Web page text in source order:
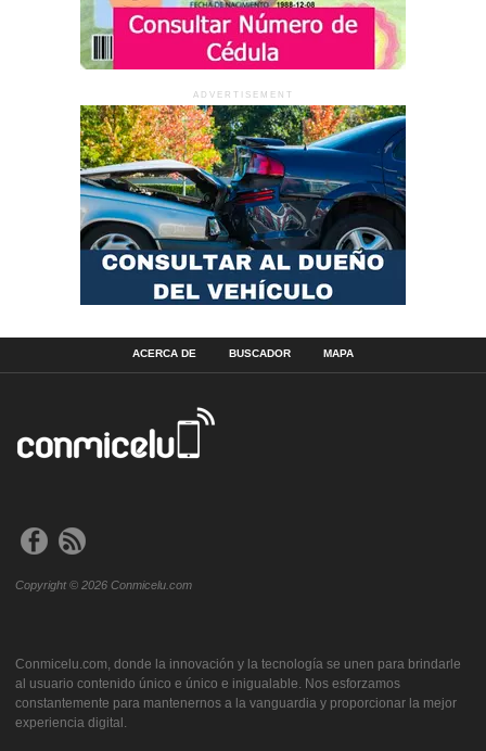
ADVERTISEMENT
ACERCA DE BUSCADOR MAPA
Copyright © 2026 Conmicelu.com
Conmicelu.com, donde la innovación y la tecnología se unen para brindarle
al usuario contenido único e único e inigualable. Nos esforzamos
constantemente para mantenernos a la vanguardia y proporcionar la mejor
experiencia digital.